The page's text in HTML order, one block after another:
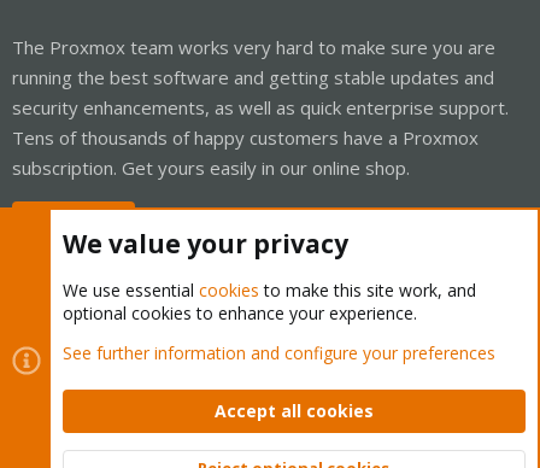
The Proxmox team works very hard to make sure you are
running the best software and getting stable updates and
security enhancements, as well as quick enterprise support.
Tens of thousands of happy customers have a Proxmox
subscription. Get yours easily in our online shop.
Cookies
Proxmox Support Forum - Light Mode
Contact us
Terms and rules Privacy policy Help Home
Community platform by XenForo © 2010-2026 XenForo Ltd.
We value your privacy
We use essential cookies to make this site work, and
optional cookies to enhance your experience.
See further information and configure your preferences
Accept all cookies